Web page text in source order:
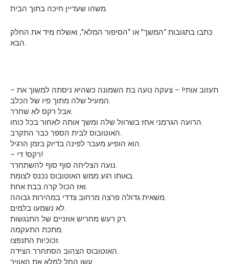
משהו שעדיין חיכה בתוך הבית.
כתבו בתגובות “המשך” או “הסיפור המלא”, ואשלח מיד את החלק
הבא.
– תעזוב אותי! – צעקה נועה בת השמונה כשהיא ניסתה למשוך את
המעיל שלה מתוך פיו של הכלב.
אבל רקס לא שחרר.
הרועה הגרמני אחז בשרוול שלה ומשך אותה לאחור בכל כוחו.
האוטובוס לבית הספר כבר התקרב.
הוא הופיע מעבר לפינה בדיוק בזמן הרגיל.
– רקס! די!
נועה הצליחה סוף סוף להשתחרר.
באותו רגע ממש האוטובוס נכנס לצומת.
ואז הכול קרה בבת אחת.
משאית גדולה פרצה מרחוב צדדי במהירות גבוהה.
לא נשמעו בלמים.
רק רעש מחריש אוזניים של התנגשות.
מתכת התעקמה.
זכוכיות התנפצו.
האוטובוס הצהוב הסתחרר הצידה.
עשן החל למלא את האוויר.